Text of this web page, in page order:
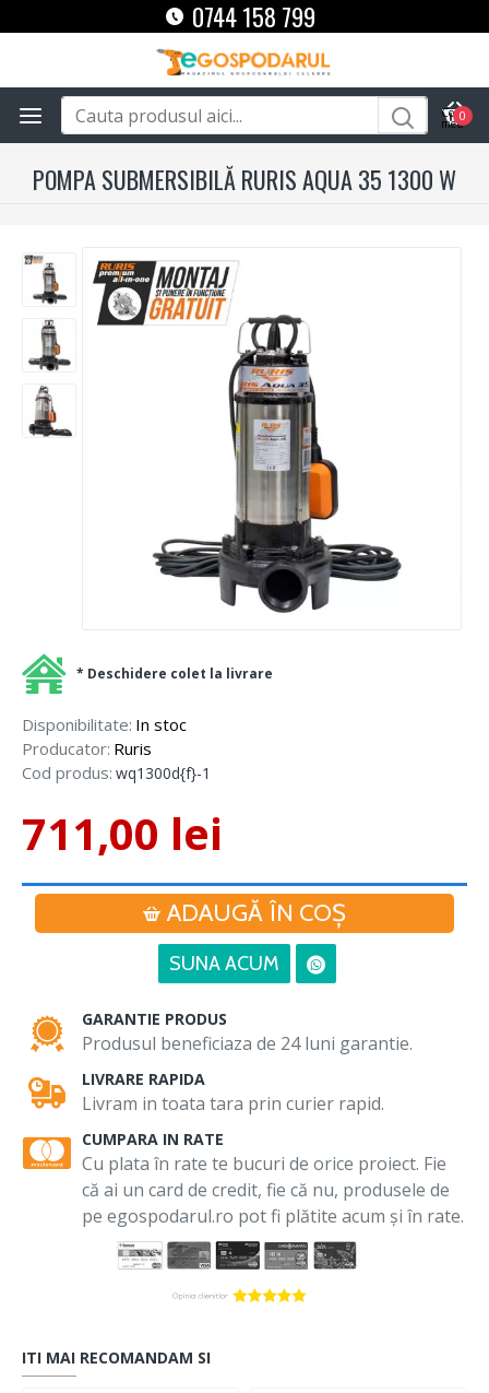
0744 158 799
0
POMPA SUBMERSIBILĂ RURIS AQUA 35 1300 W
Disponibilitate: In stoc
Producator: Ruris
Cod produs: wq1300d{f}-1
711,00 lei
ADAUGĂ ÎN COŞ
SUNA ACUM
* Deschidere colet la livrare
GARANTIE PRODUS
Produsul beneficiaza de 24 luni garantie.
LIVRARE RAPIDA
Livram in toata tara prin curier rapid.
CUMPARA IN RATE
Cu plata în rate te bucuri de orice proiect. Fie
că ai un card de credit, fie că nu, produsele de
pe egospodarul.ro pot fi plătite acum și în rate.
ITI MAI RECOMANDAM SI